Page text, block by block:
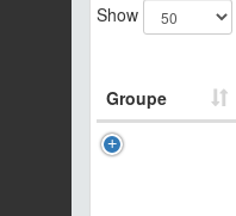
Show
Groupe